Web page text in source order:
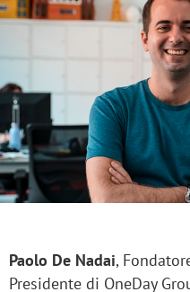
Paolo De Nadai,
Presidente di OneDay